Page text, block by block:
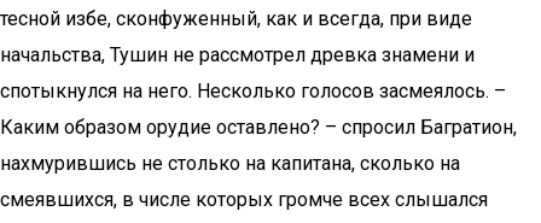
тесной избе, сконфуженный, как и всегда, при виде
начальства, Тушин не рассмотрел древка знамени и
спотыкнулся на него. Несколько голосов засмеялось. –
Каким образом орудие оставлено? – спросил Багратион,
нахмурившись не столько на капитана, сколько на
смеявшихся, в числе которых громче всех слышался